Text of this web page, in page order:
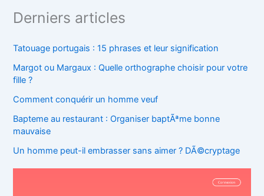
Derniers articles
Tatouage portugais : 15 phrases et leur signification
Margot ou Margaux : Quelle orthographe choisir pour votre
fille ?
Comment conquérir un homme veuf
Bapteme au restaurant : Organiser baptÃªme bonne
mauvaise
Un homme peut-il embrasser sans aimer ? DÃ©cryptage